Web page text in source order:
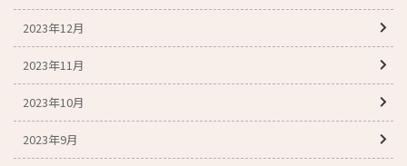
2023年12月
2023年11月
2023年10月
2023年9月